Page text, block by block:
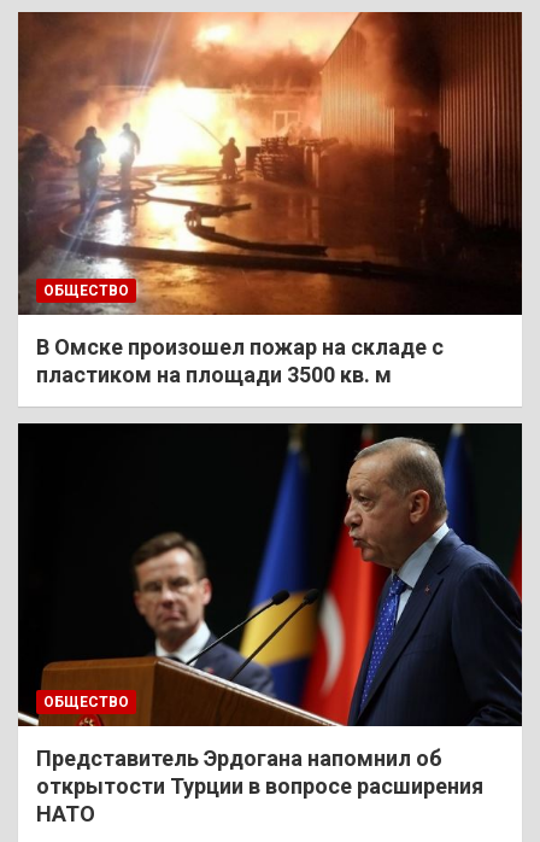
ОБЩЕСТВО
В Омске произошел пожар на складе с
пластиком на площади 3500 кв. м
ОБЩЕСТВО
Представитель Эрдогана напомнил об
открытости Турции в вопросе расширения
НАТО